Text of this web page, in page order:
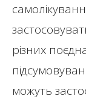
різних
можуть